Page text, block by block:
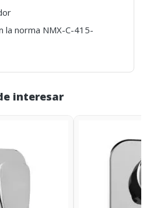
la norma NMX-C-415-
interesar